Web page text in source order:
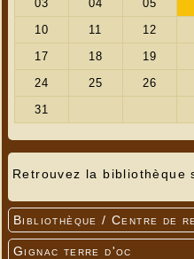
Retrouvez la
Bibliothèque / Centre de
Gignac terre d'oc